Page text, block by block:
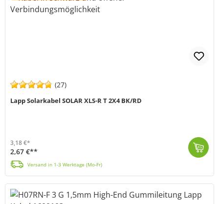
(27)
Lapp Solarkabel SOLAR XLS-R T 2X4 BK/RD
3,18 €*
2,67 €**
Versand in 1-3 Werktage (Mo-Fr)